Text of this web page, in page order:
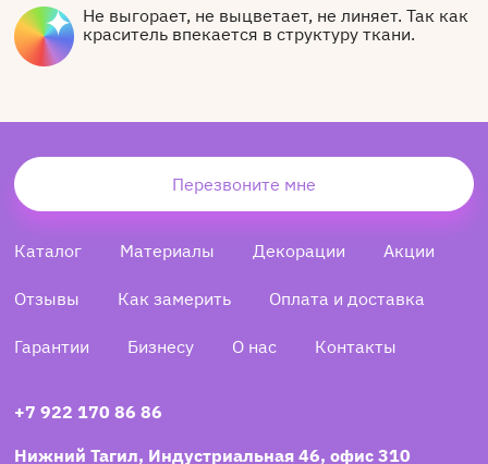
Не выгорает, не выцветает, не линяет. Так как
краситель впекается в структуру ткани.
Перезвоните мне
Каталог Материалы Декорации Акции
Отзывы Как замерить Оплата и доставка
Гарантии Бизнесу О нас Контакты
+7 922 170 86 86
Нижний Тагил, Индустриальная 46, офис 310